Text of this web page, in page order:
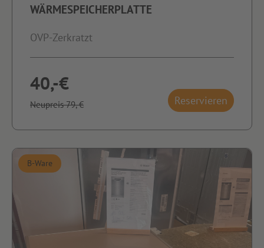
WÄRMESPEICHERPLATTE
OVP-Zerkratzt
40,-€
Neupreis 79,-€ Reservieren
B-Ware